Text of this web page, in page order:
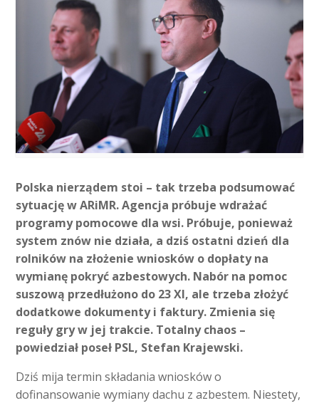
Polska nierządem stoi – tak trzeba podsumować
sytuację w ARiMR. Agencja próbuje wdrażać
programy pomocowe dla wsi. Próbuje, ponieważ
system znów nie działa, a dziś ostatni dzień dla
rolników na złożenie wniosków o dopłaty na
wymianę pokryć azbestowych. Nabór na pomoc
suszową przedłużono do 23 XI, ale trzeba złożyć
dodatkowe dokumenty i faktury. Zmienia się
reguły gry w jej trakcie. Totalny chaos –
powiedział poseł PSL, Stefan Krajewski.
Dziś mija termin składania wniosków o
dofinansowanie wymiany dachu z azbestem. Niestety,